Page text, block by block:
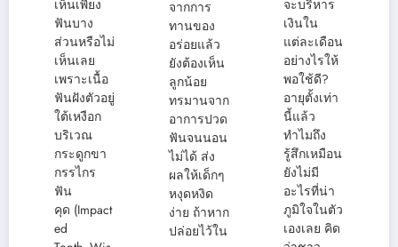
เห็นเพียง
ฟันบาง
ส่วนหรือไม่
เห็นเลย
เพราะเนื้อ
ฟันฝังตัวอยู่
ใต้เหงือก
บริเวณ
กระดูกขา
กรรไกร
ฟัน
คุด (Impact
ed
จากการ
ทานของ
อร่อยแล้ว
ยังต้องเห็น
ลูกน้อย
ทรมานจาก
อาการปวด
ฟันจนนอน
ไม่ได้ ส่ง
ผลให้เด็กๆ
หงุดหงิด
ง่าย ถ้าหาก
ปล่อยไว้ใน
จะบริหาร
เงินใน
แต่ละเดือน
อย่างไรให้
พอใช้ดี?
อายุตั้งเท่า
นี้แล้ว
ทำไมถึง
รู้สึกเหมือน
ยังไม่มี
อะไรที่น่า
ภูมิใจในตัว
เองเลย คิด